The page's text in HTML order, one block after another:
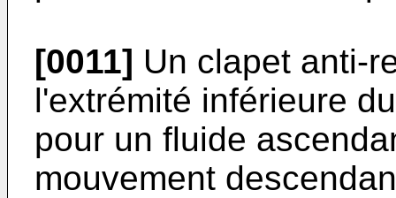
[0011] Un clapet anti-
l'extrémité inférieure
pour un fluide
mouvement